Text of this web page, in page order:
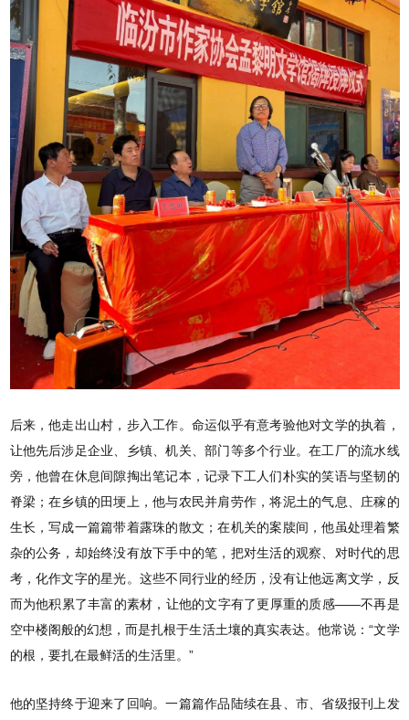
后来，他走出山村，步入工作。命运似乎有意考验他对文学的执着，
让他先后涉足企业、乡镇、机关、部门等多个行业。在工厂的流水线
旁，他曾在休息间隙掏出笔记本，记录下工人们朴实的笑语与坚韧的
脊梁；在乡镇的田埂上，他与农民并肩劳作，将泥土的气息、庄稼的
生长，写成一篇篇带着露珠的散文；在机关的案牍间，他虽处理着繁
杂的公务，却始终没有放下手中的笔，把对生活的观察、对时代的思
考，化作文字的星光。这些不同行业的经历，没有让他远离文学，反
而为他积累了丰富的素材，让他的文字有了更厚重的质感——不再是
空中楼阁般的幻想，而是扎根于生活土壤的真实表达。他常说：“文学
的根，要扎在最鲜活的生活里。”
他的坚持终于迎来了回响。一篇篇作品陆续在县、市、省级报刊上发